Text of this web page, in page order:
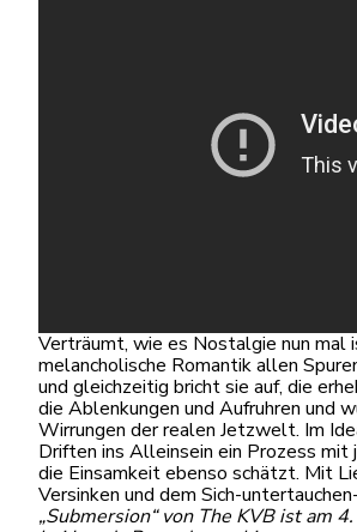
Verträumt, wie es Nostalgie nun mal
melancholische Romantik allen
und gleichzeitig bricht sie auf, die
die Ablenkungen und Aufruhren und
Wirrungen der realen Jetzwelt. Im
Driften ins Alleinsein ein Prozess mit
die Einsamkeit ebenso schätzt. Mit
Versinken und dem Sich-
„Submersion“ von The KVB ist am